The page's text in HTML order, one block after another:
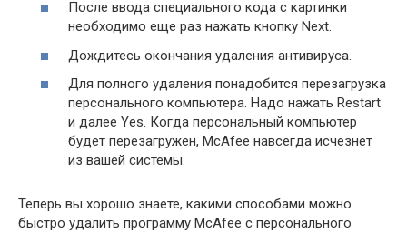
После ввода специального кода с картинки
необходимо еще раз нажать кнопку Next.
Дождитесь окончания удаления антивируса.
Для полного удаления понадобится перезагрузка
персонального компьютера. Надо нажать Restart
и далее Yes. Когда персональный компьютер
будет перезагружен, McAfee навсегда исчезнет
из вашей системы.
Теперь вы хорошо знаете, какими способами можно
быстро удалить программу McAfee с персонального